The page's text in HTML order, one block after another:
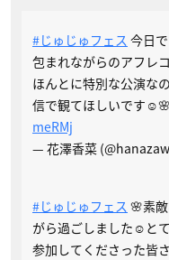
#じゅじゅフェス 今日
包まれながらのアフレ
ほんとに特別な公演な
信で観てほしいです
meRMj
— 花澤香菜
#じゅじゅフェス 🌸素
がら過ごしました☺️と
参加してくださった皆